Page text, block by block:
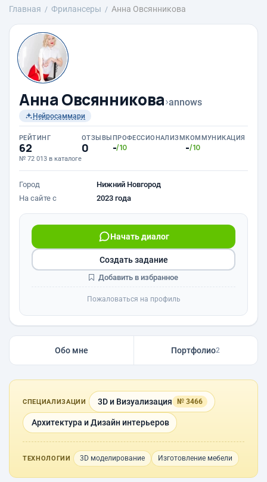
Главная Фрилансеры Анна Овсянникова
Анна Овсянникова›annows
Нейросаммари
РЕЙТИНГ
62
№ 72 013 в каталоге
ОТЗЫВЫ
0
ПРОФЕССИОНАЛИЗМ
-/10
КОММУНИКАЦИЯ
-/10
Город
Нижний Новгород
На сайте с
2023 года
Начать диалог
Создать задание
Добавить в избранное
Пожаловаться на профиль
Обо мне Портфолио2
СПЕЦИАЛИЗАЦИИ 3D и Визуализация № 3466
Архитектура и Дизайн интерьеров
ТЕХНОЛОГИИ 3D моделирование Изготовление мебели